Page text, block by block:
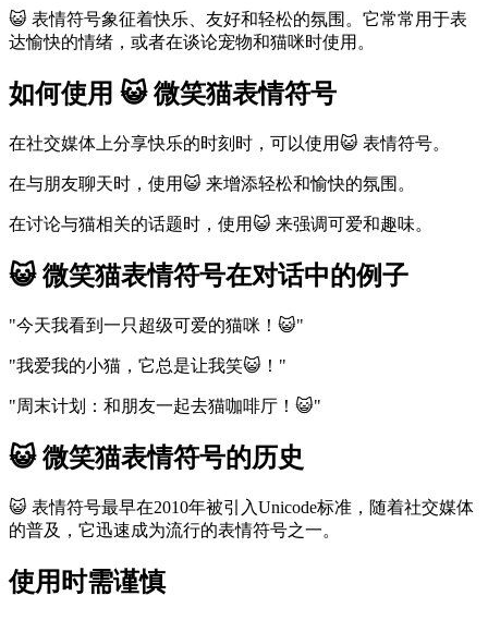
😺 表情符号象征着快乐、友好和轻松的氛围。它常常用于表
达愉快的情绪，或者在谈论宠物和猫咪时使用。
如何使用 😺 微笑猫表情符号
在社交媒体上分享快乐的时刻时，可以使用😺 表情符号。
在与朋友聊天时，使用😺 来增添轻松和愉快的氛围。
在讨论与猫相关的话题时，使用😺 来强调可爱和趣味。
😺 微笑猫表情符号在对话中的例子
"今天我看到一只超级可爱的猫咪！😺"
"我爱我的小猫，它总是让我笑😺！"
"周末计划：和朋友一起去猫咖啡厅！😺"
😺 微笑猫表情符号的历史
😺 表情符号最早在2010年被引入Unicode标准，随着社交媒体
的普及，它迅速成为流行的表情符号之一。
使用时需谨慎